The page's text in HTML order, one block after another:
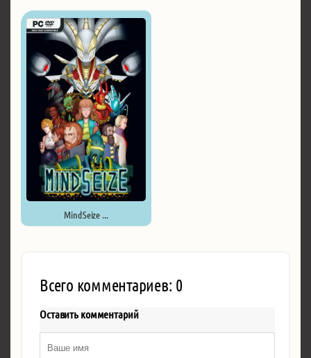
MindSeize ...
Всего комментариев: 0
Оставить комментарий